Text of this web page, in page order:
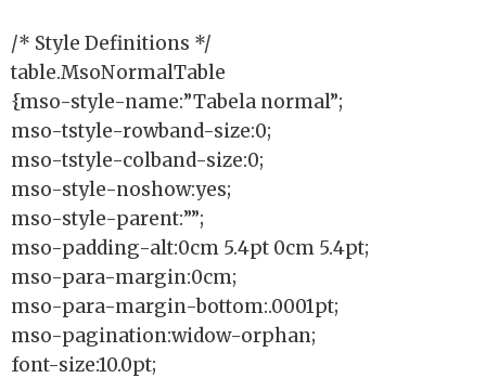
/* Style Definitions */
table.MsoNormalTable
{mso-style-name:”Tabela normal”;
mso-tstyle-rowband-size:0;
mso-tstyle-colband-size:0;
mso-style-noshow:yes;
mso-style-parent:””;
mso-padding-alt:0cm 5.4pt 0cm 5.4pt;
mso-para-margin:0cm;
mso-para-margin-bottom:.0001pt;
mso-pagination:widow-orphan;
font-size:10.0pt;